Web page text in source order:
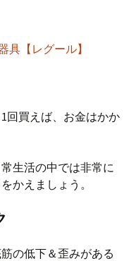
具【レグール】
回買えば、お金はかか
生活の中では非常に
かえましょう。
の低下＆歪みがある